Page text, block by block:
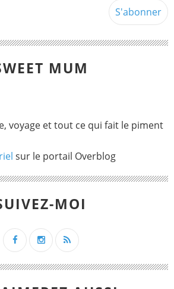
MUM
voyage et tout ce qui fait le piment
sur le portail Overblog
MOI